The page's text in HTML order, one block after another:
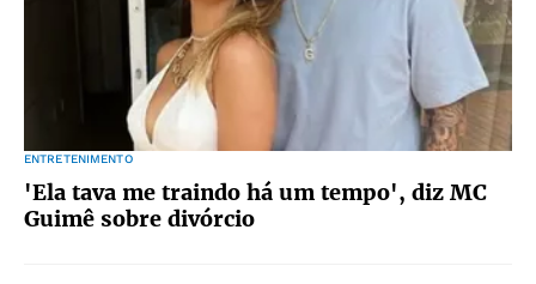
ENTRETENIMENTO
'Ela tava me traindo há um tempo', diz MC
Guimê sobre divórcio